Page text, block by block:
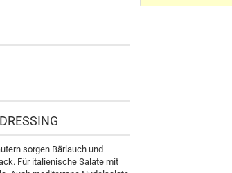
sorgen Bärlauch und
Für italienische Salate mit